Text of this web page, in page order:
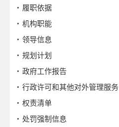
履职依据
机构职能
领导信息
规划计划
政府工作报告
行政许可和其他对外管理服务
权责清单
处罚强制信息